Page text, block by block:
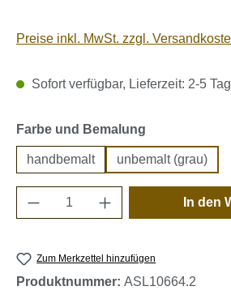
Preise inkl. MwSt. zzgl.
Sofort verfügbar, Lieferzeit: 2-5
Farbe und Bemalung
handbemalt unbemalt (grau)
Produkt Anzahl: Gib den
In den
Zum Merkzettel hinzufügen
Produktnummer: ASL10664.2